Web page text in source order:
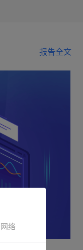
报告全文
络